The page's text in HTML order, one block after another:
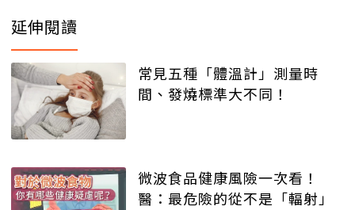
延伸閱讀
常見五種「體溫計」測量時
間、發燒標準大不同！
微波食品健康風險一次看！
醫：最危險的從不是「輻射」